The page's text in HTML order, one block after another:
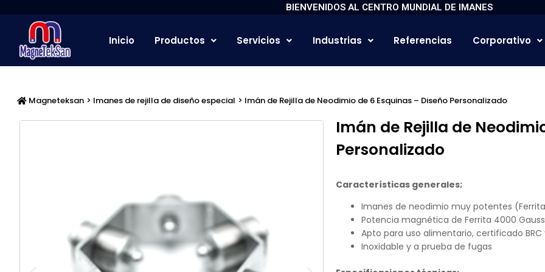
contenido
BIENVENIDOS AL CENTRO MUNDIAL DE IMANES
Inicio Productos Servicios Industrias Referencias Corporativo
Magneteksan > Imanes de rejilla de diseño especial > Imán de Rejilla de Neodimio de 6 Esquinas – Diseño Personalizado
Imán de Rejilla de
Personalizado
Características generales;
Imanes de neodimio muy potentes
Potencia magnética de Ferrita 4000
Apto para uso alimentario, certificado BRC
Inoxidable y a prueba de fugas